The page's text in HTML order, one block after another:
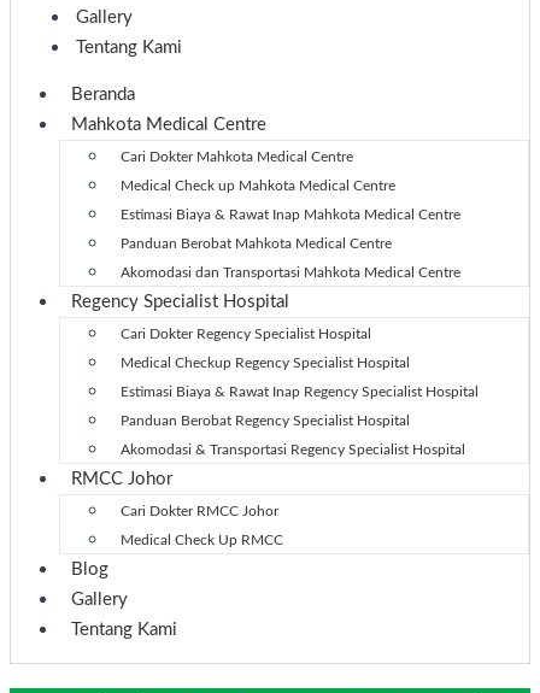
Gallery
Tentang Kami
Beranda
Mahkota Medical Centre
Cari Dokter Mahkota Medical Centre
Medical Check up Mahkota Medical Centre
Estimasi Biaya & Rawat Inap Mahkota Medical Centre
Panduan Berobat Mahkota Medical Centre
Akomodasi dan Transportasi Mahkota Medical Centre
Regency Specialist Hospital
Cari Dokter Regency Specialist Hospital
Medical Checkup Regency Specialist Hospital
Estimasi Biaya & Rawat Inap Regency Specialist Hospital
Panduan Berobat Regency Specialist Hospital
Akomodasi & Transportasi Regency Specialist Hospital
RMCC Johor
Cari Dokter RMCC Johor
Medical Check Up RMCC
Blog
Gallery
Tentang Kami